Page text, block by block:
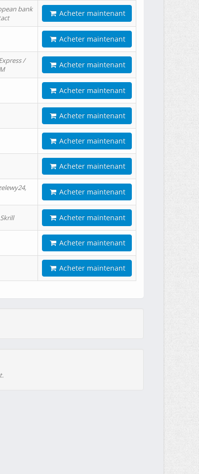
bank
Acheter maintenant
Acheter maintenant
/
Acheter maintenant
Acheter maintenant
Acheter maintenant
Acheter maintenant
Acheter maintenant
Acheter maintenant
Acheter maintenant
Acheter maintenant
Acheter maintenant